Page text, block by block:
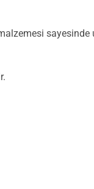
sayesinde